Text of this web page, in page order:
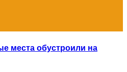
места обустроили на